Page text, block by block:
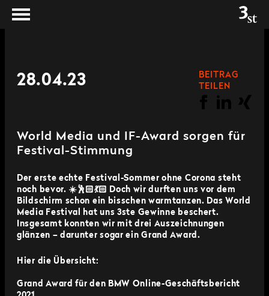
28.04.23
BEITRAG
TEILEN
World Media und IF-Award sorgen für
Festival-Stimmung
Der erste echte Festival-Sommer ohne Corona steht
noch bevor. ☀️🕺🏻💃🏻 Doch wir durften uns vor dem
Bildschirm schon ein bisschen warmtanzen. Das World
Media Festival hat uns 3ste Gewinne beschert.
Insgesamt konnten wir mit drei Auszeichnungen
glänzen – darunter sogar ein Grand Award.
Hier die Übersicht:
Grand Award für den BMW Online-Geschäftsbericht